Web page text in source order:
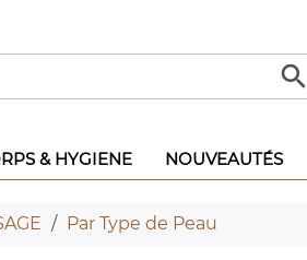

& HYGIENE NOUVEAUTÉS
Par Type de Peau